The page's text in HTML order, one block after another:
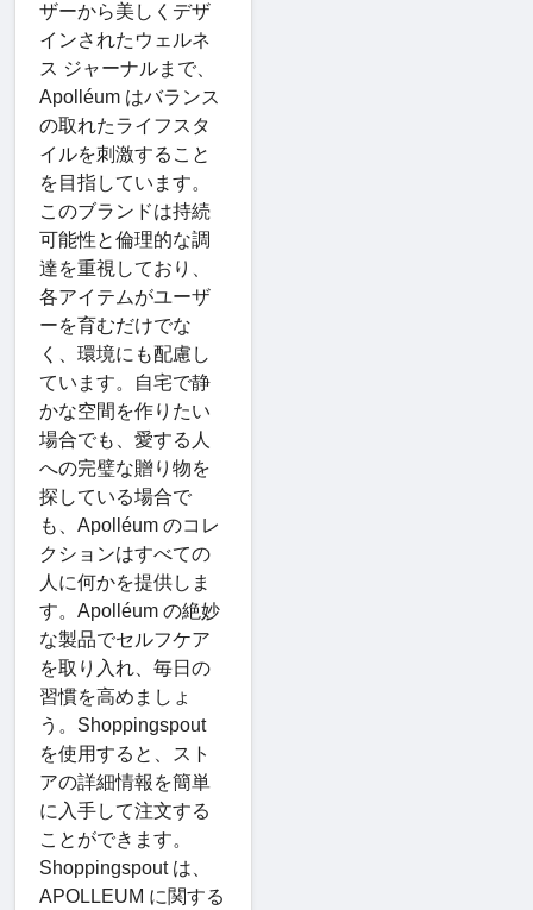
ザーから美しくデザ
インされたウェルネ
ス ジャーナルまで、
Apolléum はバランス
の取れたライフスタ
イルを刺激すること
を目指しています。
このブランドは持続
可能性と倫理的な調
達を重視しており、
各アイテムがユーザ
ーを育むだけでな
く、環境にも配慮し
ています。自宅で静
かな空間を作りたい
場合でも、愛する人
への完璧な贈り物を
探している場合で
も、Apolléum のコレ
クションはすべての
人に何かを提供しま
す。Apolléum の絶妙
な製品でセルフケア
を取り入れ、毎日の
習慣を高めましょ
う。Shoppingspout
を使用すると、スト
アの詳細情報を簡単
に入手して注文する
ことができます。
Shoppingspout は、
APOLLEUM に関する